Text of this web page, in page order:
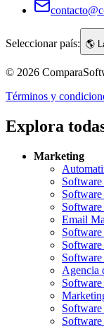
Seleccionar país: 🌎
© 2026
Términos y
Explora
Marketing
Email
Agencia